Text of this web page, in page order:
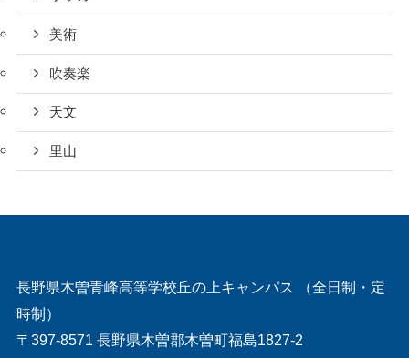
美術
吹奏楽
天文
里山
長野県木曽青峰高等学校丘の上キャンパス （全日制・定
時制）
〒397-8571 長野県木曽郡木曽町福島1827-2